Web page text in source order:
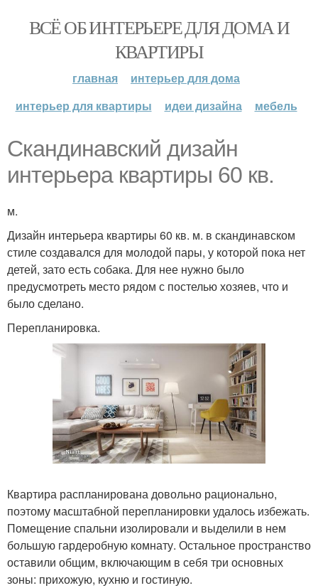
ВСЁ ОБ ИНТЕРЬЕРЕ ДЛЯ ДОМА И
КВАРТИРЫ
главная
интерьер для дома
интерьер для квартиры
идеи дизайна мебель
Скандинавский дизайн
интерьера квартиры 60 кв.
м.
Дизайн интерьера квартиры 60 кв. м. в скандинавском
стиле создавался для молодой пары, у которой пока нет
детей, зато есть собака. Для нее нужно было
предусмотреть место рядом с постелью хозяев, что и
было сделано.
Перепланировка.
Квартира распланирована довольно рационально,
поэтому масштабной перепланировки удалось избежать.
Помещение спальни изолировали и выделили в нем
большую гардеробную комнату. Остальное пространство
оставили общим, включающим в себя три основных
зоны: прихожую, кухню и гостиную.